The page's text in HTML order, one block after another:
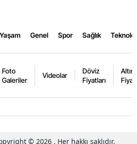
Yaşam Genel Spor Sağlık
Foto
Galeriler
Videolar
Döviz
Fiyatları
Altın
© 2026 . Her hakkı saklıdır.